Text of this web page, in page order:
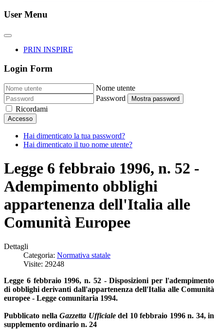
User Menu
PRIN INSPIRE
Login Form
Nome utente
Password
Mostra password
Ricordami
Accesso
Hai dimenticato la tua password?
Hai dimenticato il tuo nome utente?
Legge 6 febbraio 1996, n. 52 -
Adempimento obblighi
appartenenza dell'Italia alle
Comunità Europee
Dettagli
Categoria: Normativa statale
Visite: 29248
Legge 6 febbraio 1996, n. 52 - Disposizioni per l'adempimento
di obblighi derivanti dall'appartenenza dell'Italia alle Comunità
europee - Legge comunitaria 1994.
Pubblicato nella Gazzetta Ufficialedel 10 febbraio 1996 n. 34, in
supplemento ordinario n. 24